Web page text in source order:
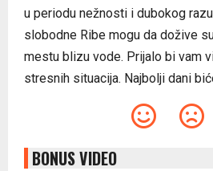
u periodu nežnosti i dubokog
slobodne Ribe mogu da dožive
mestu blizu vode. Prijalo bi vam
stresnih situacija. Najbolji dani
BONUS VIDEO